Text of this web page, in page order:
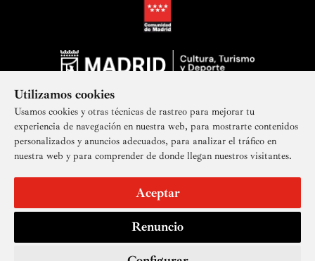
Utilizamos cookies
Usamos cookies y otras técnicas de rastreo para mejorar tu
experiencia de navegación en nuestra web, para mostrarte contenidos
personalizados y anuncios adecuados, para analizar el tráfico en
nuestra web y para comprender de donde llegan nuestros visitantes.
Aceptar
Renuncio
Suscríbete a nuestra newsletter
AccesibilidadDerechos de imagen
Política de privacidadContactoCookies